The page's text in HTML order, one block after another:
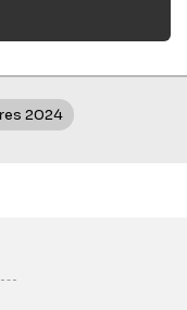
2024